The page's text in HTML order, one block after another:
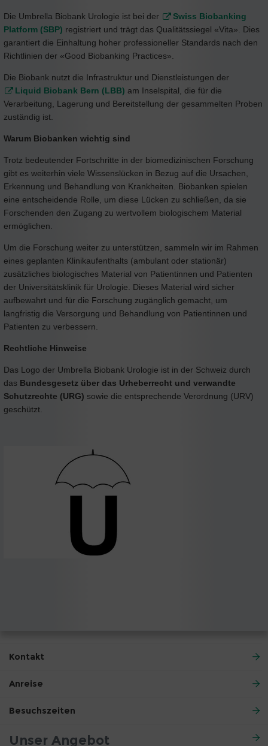
Die Umbrella Biobank Urologie ist bei der
Swiss Biobanking
Platform (SBP) registriert und trägt das Qualitätssiegel «Vita». Dies
garantiert die Einhaltung hoher professioneller Standards nach den
Richtlinien der «Good Biobanking Practices».
Die Biobank nutzt die Infrastruktur und Dienstleistungen der
Liquid Biobank Bern (LBB) am Inselspital, die für die
Verarbeitung, Lagerung und Bereitstellung der gesammelten Proben
zuständig ist.
Warum Biobanken wichtig sind
Trotz bedeutender Fortschritte in der biomedizinischen Forschung
gibt es weiterhin viele Wissenslücken in Bezug auf die Ursachen,
Erkennung und Behandlung von Krankheiten. Biobanken spielen
eine entscheidende Rolle, um diese Lücken zu schließen, da sie
Forschenden den Zugang zu wertvollem biologischem Material
ermöglichen.
Um die Forschung weiter zu unterstützen, sammeln wir im Rahmen
eines geplanten Klinikaufenthalts (ambulant oder stationär)
zusätzliches biologisches Material von Patientinnen und Patienten
der Universitätsklinik für Urologie. Dieses Material wird sicher
aufbewahrt und für die Forschung zugänglich gemacht, um
langfristig die Versorgung und Behandlung von Patientinnen und
Patienten zu verbessern.
Rechtliche Hinweise
Das Logo der Umbrella Biobank Urologie ist in der Schweiz durch
das Bundesgesetz über das Urheberrecht und verwandte
Schutzrechte (URG) sowie die entsprechende Verordnung (URV)
geschützt.
Kontakt
Anreise
Besuchszeiten
Unser Angebot